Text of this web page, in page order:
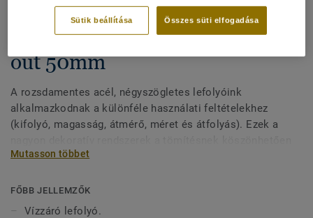
Négyszögletes lefolyók - inox
Rect.siphon 900mm-side low
out 50mm
A rozsdamentes acél, négyszögletes lefolyóink
alkalmazkodnak a különféle használati feltételekhez
(kifolyó, magasság, átmérő, méret és átfolyás). Ezek a
vízzáró lefolyóval szolgálnak. A belső terelőlap a
üledékeket. 2 részből áll: rendelhető rozsdamentes acél
rács + hozzáillő lefolyó.
Mutasson többet
FŐBB JELLEMZŐK
Vízzáró lefolyó.
Összes süti elfogadása
Sütik beállítása